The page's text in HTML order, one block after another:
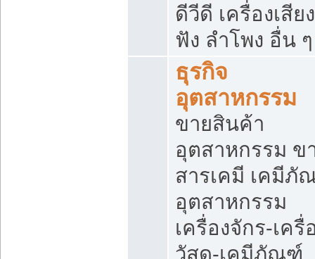
ดีวีดี เครื่องเสีย
ฟัง ลำโพง อื่น ๆ
ธุรกิจ
อุตสาหกรรม
ขายสินค้า
อุตสาหกรรม ข
สารเคมี เคมีภั
อุตสาหกรรม
เครื่องจักร-เครื่
วัสดุ-เคมีภัณฑ์